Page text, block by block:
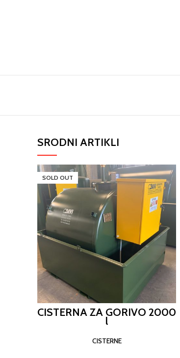
SRODNI ARTIKLI
SOLD OUT
CISTERNA ZA GORIVO 2000
l
CISTERNE